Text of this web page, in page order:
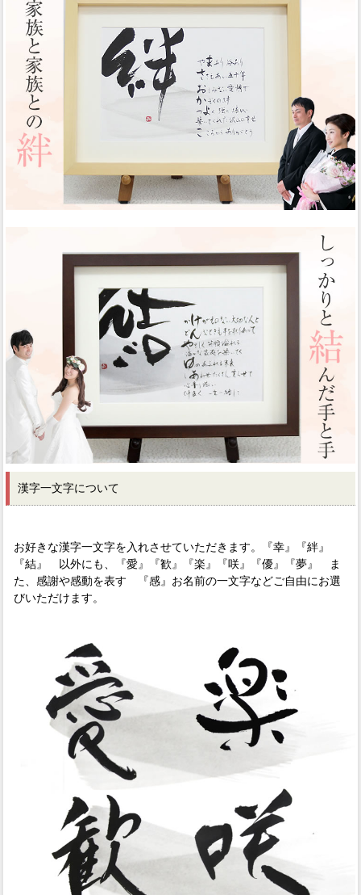
漢字一文字について
お好きな漢字一文字を入れさせていただきます。『幸』『絆』
『結』 以外にも、『愛』『歓』『楽』『咲』『優』『夢』 ま
た、感謝や感動を表す 『感』お名前の一文字などご自由にお選
びいただけます。